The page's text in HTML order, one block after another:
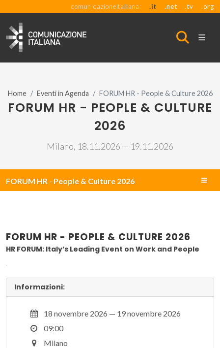
comunicazioneitaliana: .it .net .tv .org
Home Eventi in Agenda FORUM HR - People & Culture 2026
FORUM HR - PEOPLE & CULTURE
2026
Milano, 18.11.2026 — 19.11.2026
FORUM HR - People & Culture 2026
FORUM HR - PEOPLE & CULTURE 2026
HR FORUM: Italy’s Leading Event on Work and People
Informazioni:
18 novembre 2026 — 19 novembre 2026
09:00
Milano